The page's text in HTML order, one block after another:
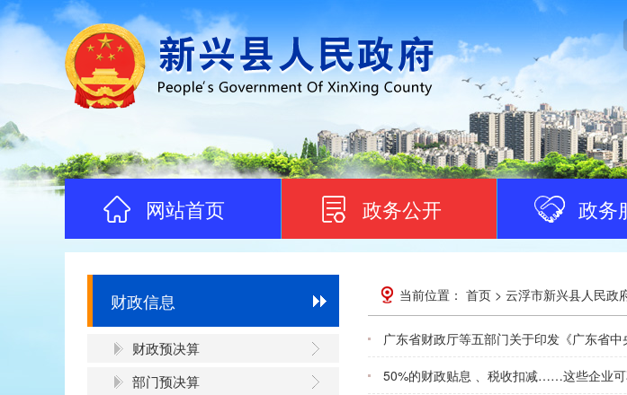
网站首页 政务公开 政务
财政信息
财政预决算
部门预决算
当前位置： 首页 > 云浮市新兴县人民政
广东省财政厅等五部门关于印发《广东省
50%的财政贴息 、税收扣减……这些企业